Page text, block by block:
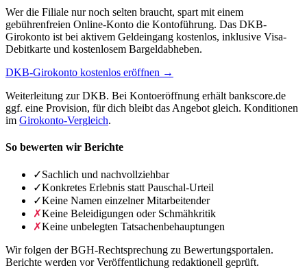
Wer die Filiale nur noch selten braucht, spart mit einem
gebührenfreien Online-Konto die Kontoführung. Das DKB-
Girokonto ist bei aktivem Geldeingang kostenlos, inklusive Visa-
Debitkarte und kostenlosem Bargeldabheben.
DKB-Girokonto kostenlos eröffnen →
Weiterleitung zur DKB. Bei Kontoeröffnung erhält bankscore.de
ggf. eine Provision, für dich bleibt das Angebot gleich. Konditionen
im Girokonto-Vergleich.
So bewerten wir Berichte
✓Sachlich und nachvollziehbar
✓Konkretes Erlebnis statt Pauschal-Urteil
✓Keine Namen einzelner Mitarbeitender
✗Keine Beleidigungen oder Schmähkritik
✗Keine unbelegten Tatsachenbehauptungen
Wir folgen der BGH-Rechtsprechung zu Bewertungsportalen.
Berichte werden vor Veröffentlichung redaktionell geprüft.